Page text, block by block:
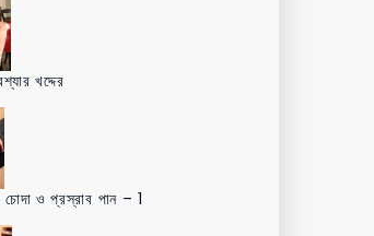
খদ্দের
চোদা ও প্রস্রাব পান – 1